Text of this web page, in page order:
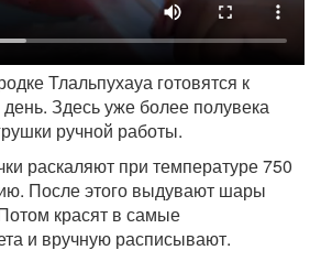
Тлальпухауа готовятся к
Здесь уже более полувека
ручной работы.
раскаляют при температуре 750
После этого выдувают шары
красят в самые
и вручную расписывают.